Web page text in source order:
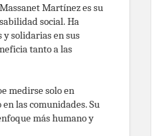
Martínez es su
social. Ha
solidarias en sus
tanto a las
medirse solo en
las comunidades. Su
más humano y